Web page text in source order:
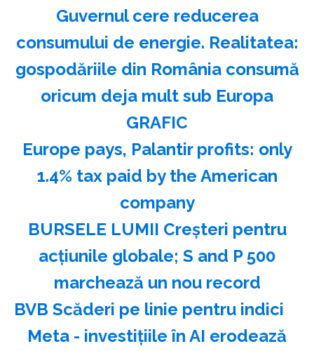
Guvernul cere reducerea
consumului de energie. Realitatea:
gospodăriile din România consumă
oricum deja mult sub Europa
GRAFIC
Europe pays, Palantir profits: only
1.4% tax paid by the American
company
BURSELE LUMII Creşteri pentru
acţiunile globale; S and P 500
marchează un nou record
BVB Scăderi pe linie pentru indici
Meta - investiţiile în AI erodează